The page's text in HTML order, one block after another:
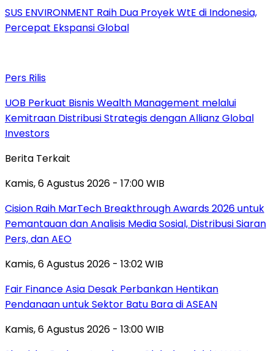
SUS ENVIRONMENT Raih Dua Proyek WtE di Indonesia,
Percepat Ekspansi Global
Pers Rilis
UOB Perkuat Bisnis Wealth Management melalui
Kemitraan Distribusi Strategis dengan Allianz Global
Investors
Berita Terkait
Kamis, 6 Agustus 2026 - 17:00 WIB
Cision Raih MarTech Breakthrough Awards 2026 untuk
Pemantauan dan Analisis Media Sosial, Distribusi Siaran
Pers, dan AEO
Kamis, 6 Agustus 2026 - 13:02 WIB
Fair Finance Asia Desak Perbankan Hentikan
Pendanaan untuk Sektor Batu Bara di ASEAN
Kamis, 6 Agustus 2026 - 13:00 WIB